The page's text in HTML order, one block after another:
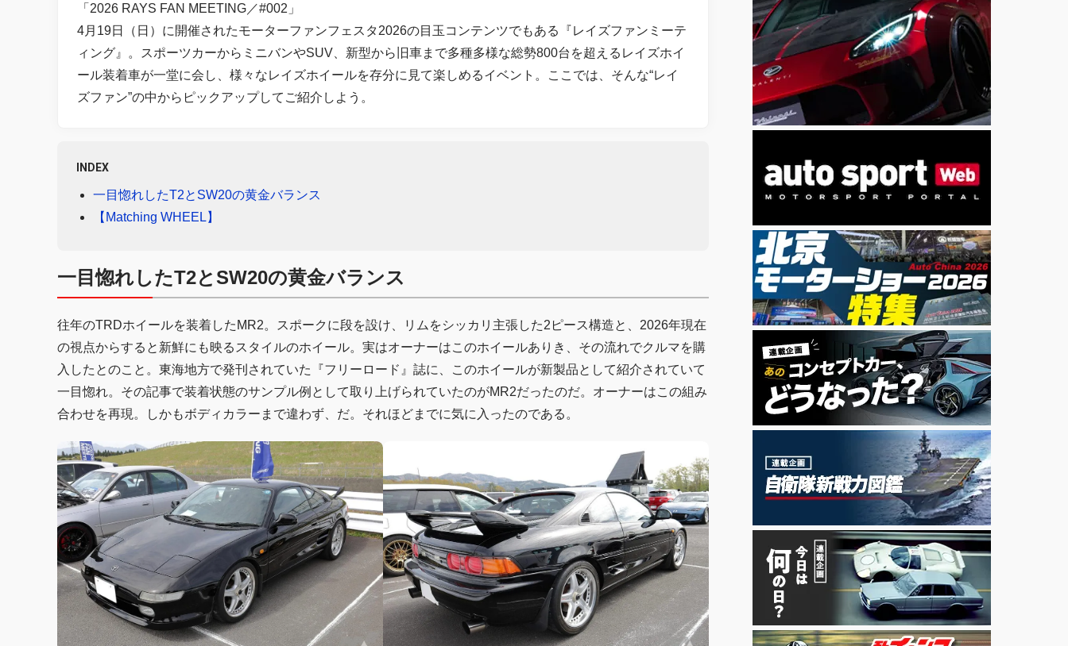
「2026 RAYS FAN MEETING／#002」
4月19日（日）に開催されたモーターファンフェスタ2026の目玉コンテンツでもある『レイズファンミーテ
ィング』。スポーツカーからミニバンやSUV、新型から旧車まで多種多様な総勢800台を超えるレイズホイ
ール装着車が一堂に会し、様々なレイズホイールを存分に見て楽しめるイベント。ここでは、そんな“レイ
ズファン”の中からピックアップしてご紹介しよう。
INDEX
一目惚れしたT2とSW20の黄金バランス
【Matching WHEEL】
一目惚れしたT2とSW20の黄金バランス
往年のTRDホイールを装着したMR2。スポークに段を設け、リムをシッカリ主張した2ピース構造と、2026年現在
の視点からすると新鮮にも映るスタイルのホイール。実はオーナーはこのホイールありき、その流れでクルマを購
入したとのこと。東海地方で発刊されていた『フリーロード』誌に、このホイールが新製品として紹介されていて
一目惚れ。その記事で装着状態のサンプル例として取り上げられていたのがMR2だったのだ。オーナーはこの組み
合わせを再現。しかもボディカラーまで違わず、だ。それほどまでに気に入ったのである。